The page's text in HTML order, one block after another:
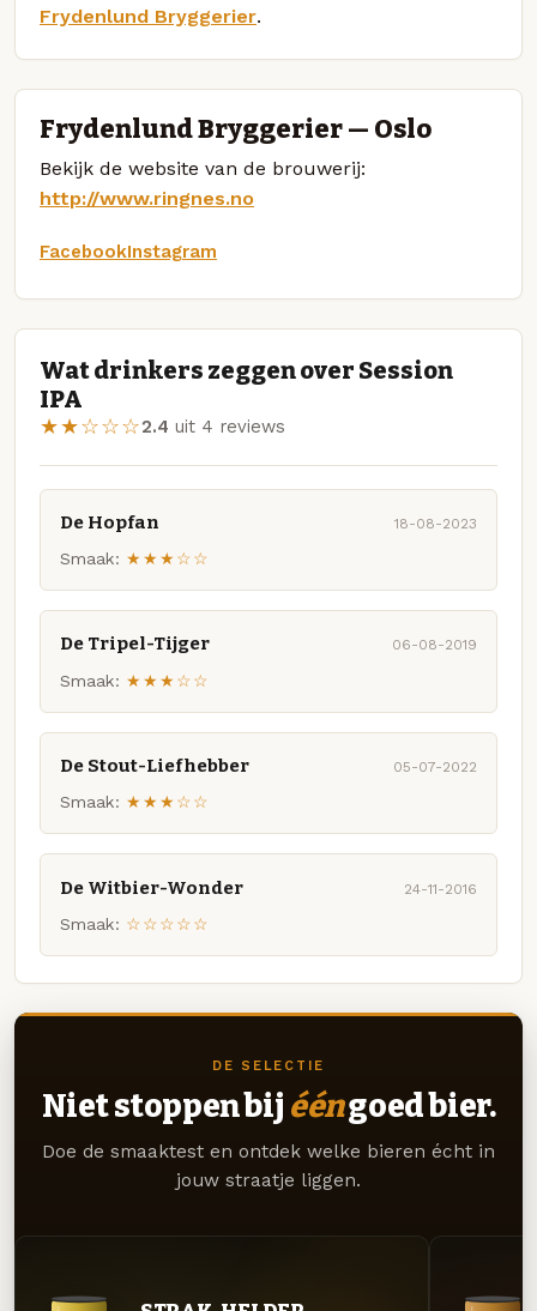
Frydenlund Bryggerier.
Frydenlund Bryggerier — Oslo
Bekijk de website van de brouwerij:
http://www.ringnes.no
FacebookInstagram
Wat drinkers zeggen over Session
IPA
★★☆☆☆2.4 uit 4 reviews
De Hopfan 18-08-2023
Smaak: ★★★☆☆
De Tripel-Tijger 06-08-2019
Smaak: ★★★☆☆
De Stout-Liefhebber 05-07-2022
Smaak: ★★★☆☆
De Witbier-Wonder 24-11-2016
Smaak: ☆☆☆☆☆
DE SELECTIE
Niet stoppen bij ééngoed bier.
Doe de smaaktest en ontdek welke bieren écht in
jouw straatje liggen.